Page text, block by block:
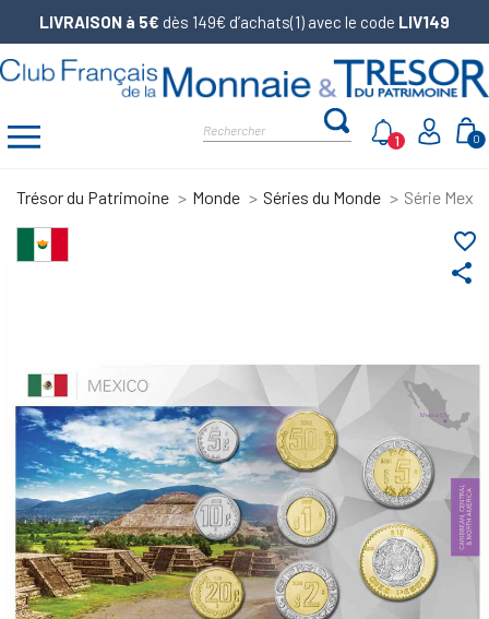
LIVRAISON à 5€ dès 149€ d’achats(1) avec le code LIV149
0
1
Trésor du Patrimoine Monde Séries du Monde Série
share
favorite_border